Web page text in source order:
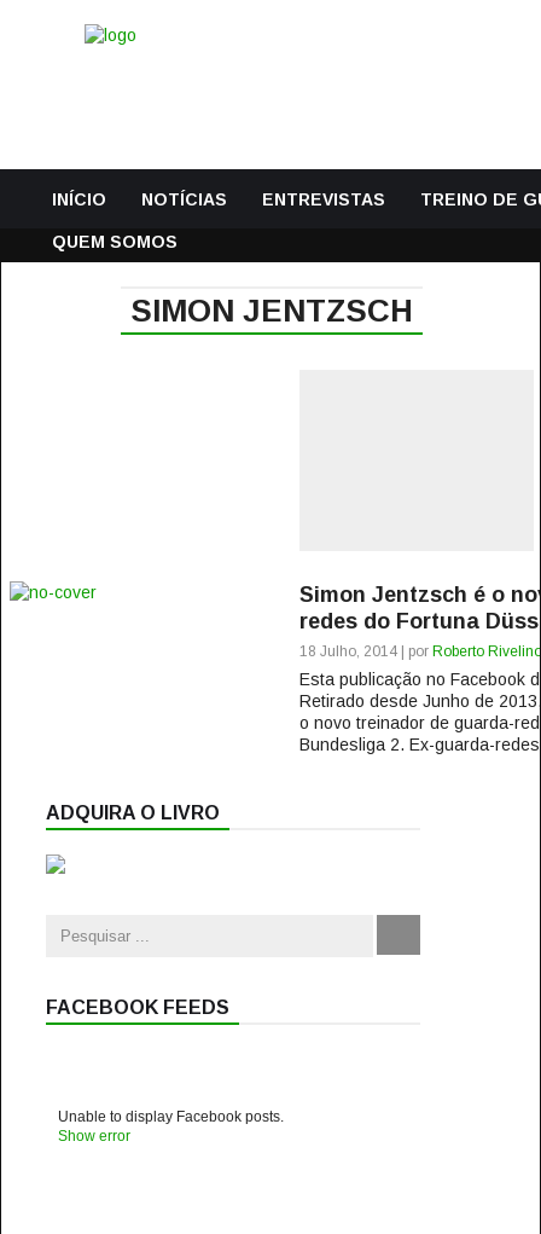
INÍCIO NOTÍCIAS ENTREVISTAS TREINO DE
QUEM SOMOS
SIMON JENTZSCH
Simon Jentzsch é o
redes do Fortuna
18 Julho, 2014 | por Roberto Rivelino
Esta publicação no Facebook
Retirado desde Junho de
o novo treinador de guarda-
Bundesliga 2. Ex-guarda-
ADQUIRA O LIVRO
FACEBOOK FEEDS
Unable to display Facebook posts.
Show error